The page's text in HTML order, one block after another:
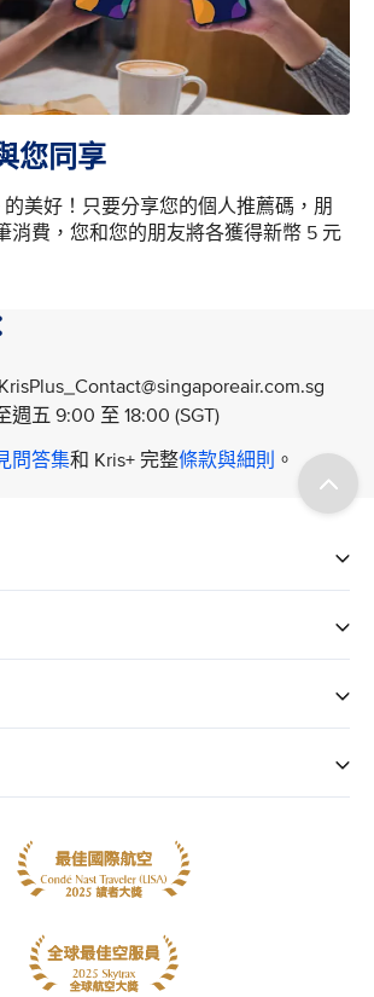
您同享
美好！只要分享您的個人推薦碼，朋
消費，您和您的朋友將各獲得新幣 5 元
週五 9:00 至 18:00 (SGT)
問答集和 Kris+ 完整條款與細則 。